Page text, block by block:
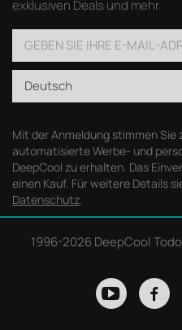
exklusiven Deals und mehr.
Deutsch
Mit der Anmeldung stimmen Sie
automatisierte Werbe- und
DeepCool zu erhalten. Das
einen Kauf. Für weitere Details
Datenschutz.
1996-2026 DeepCool